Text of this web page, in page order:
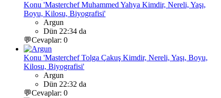
Konu 'Masterchef Muhammed Yahya Kimdir, Nereli, Yaşı,
Boyu, Kilosu, Biyografisi'
Argun
Dün 22:34 da
💬Cevaplar: 0
Konu 'Masterchef Tolga Çakuş Kimdir, Nereli, Yaşı, Boyu,
Kilosu, Biyografisi'
Argun
Dün 22:32 da
💬Cevaplar: 0